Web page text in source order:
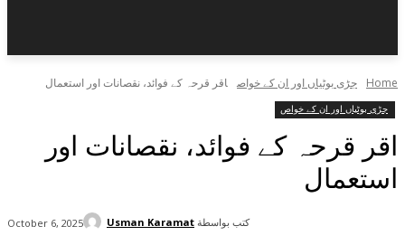
Home جڑی بوٹیاں اور ان کے خواص اقر قرحہ کے فوائد، نقصانات اور استعمال
جڑی بوٹیاں اور ان کے خواص
اقر قرحہ کے فوائد، نقصانات اور
استعمال
October 6, 2025 كتب بواسطة Usman Karamat